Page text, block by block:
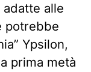
alle
potrebbe
Ypsilon,
prima metà